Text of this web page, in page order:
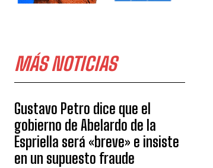
MÁS NOTICIAS
Gustavo Petro dice que el
gobierno de Abelardo de la
Espriella será «breve» e insiste
en un supuesto fraude